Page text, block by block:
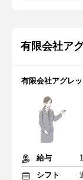
有限会社ア
有限会社アグレ
給与
シフト